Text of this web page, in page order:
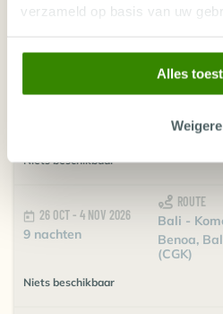
verzameld op basis van uw
Alles
11 nachten
4 van 18 plekken vrij
16 - 25 OCT 2026 ROUTE
Maumere
Niets beschikbaar
26 OCT - 4 NOV 2026
9 nachten
ROUTE
Bali -
Benoa,
(CGK)
Niets beschikbaar